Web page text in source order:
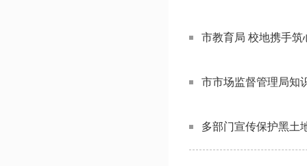
市教育局 校地携手
市市场监督管理局知
多部门宣传保护黑土